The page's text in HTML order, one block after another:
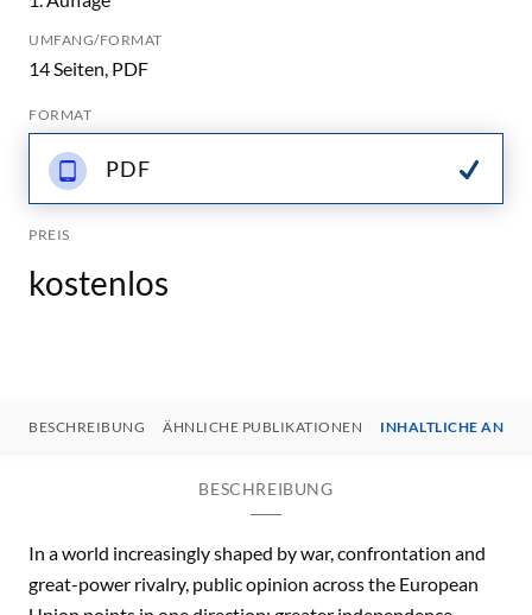
UMFANG/FORMAT
14 Seiten, PDF
FORMAT
PDF
PREIS
kostenlos
BESCHREIBUNG ÄHNLICHE PUBLIKATIONEN INHALTLICHE
BESCHREIBUNG
In a world increasingly shaped by war, confrontation and
great-power rivalry, public opinion across the European